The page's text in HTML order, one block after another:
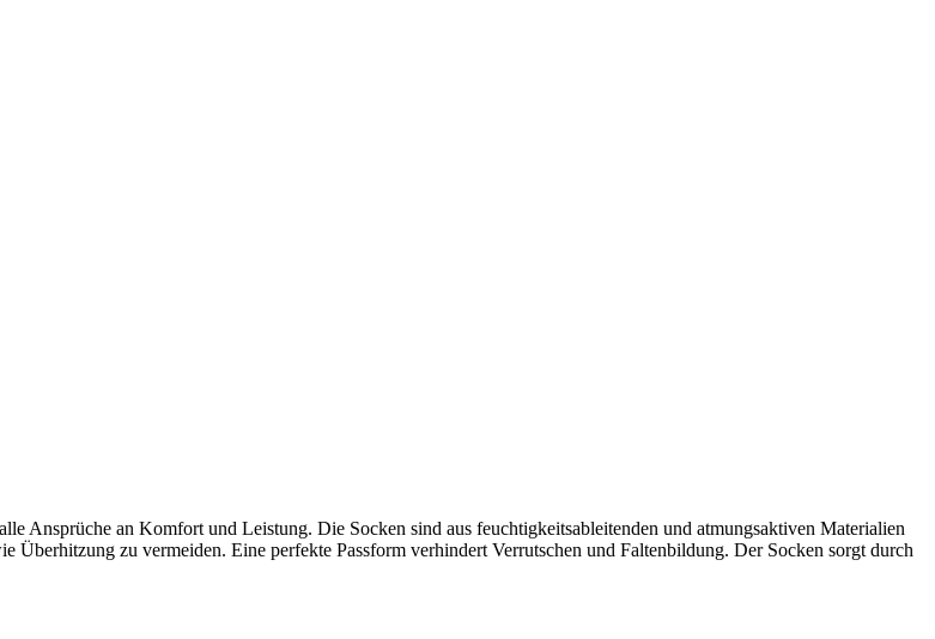
Ansprüche an Komfort und Leistung. Die Socken sind aus feuchtigkeitsableitenden und atmungsaktiven Materialien
zu vermeiden. Eine perfekte Passform verhindert Verrutschen und Faltenbildung. Der Socken sorgt durch